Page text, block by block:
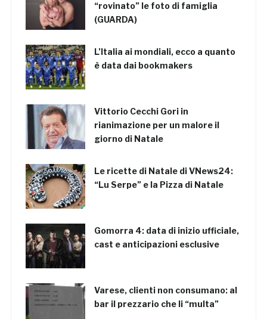
“rovinato” le foto di famiglia
(GUARDA)
L’Italia ai mondiali, ecco a quanto
è data dai bookmakers
Vittorio Cecchi Gori in
rianimazione per un malore il
giorno di Natale
Le ricette di Natale di VNews24:
“Lu Serpe” e la Pizza di Natale
Gomorra 4: data di inizio ufficiale,
cast e anticipazioni esclusive
Varese, clienti non consumano: al
bar il prezzario che li “multa”